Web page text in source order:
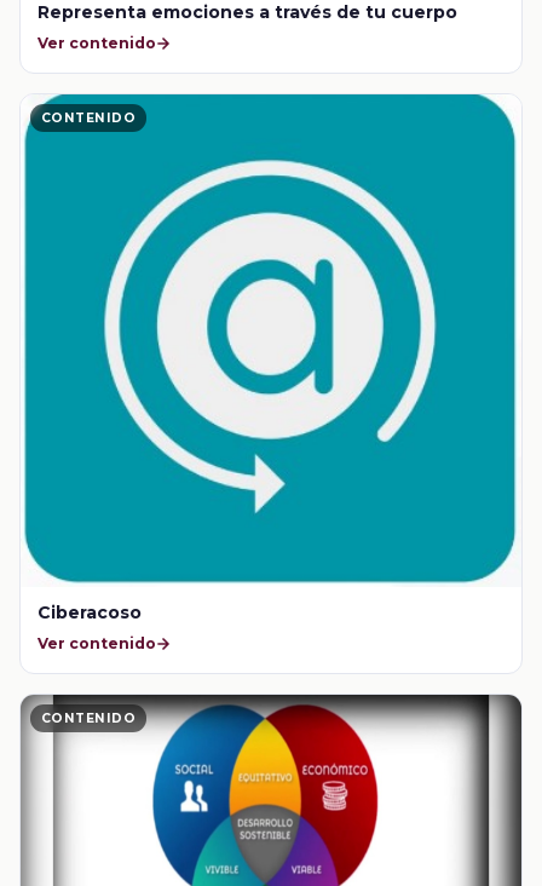
Representa emociones a través de tu cuerpo
Ver contenido
CONTENIDO
Ciberacoso
Ver contenido
CONTENIDO